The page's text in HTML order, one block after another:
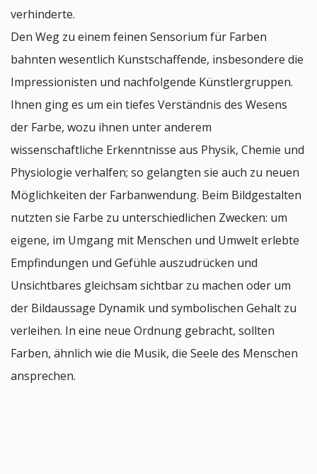
verhinderte.
Den Weg zu einem feinen Sensorium für Farben
bahnten wesentlich Kunstschaffende, insbesondere die
Impressionisten und nachfolgende Künstlergruppen.
Ihnen ging es um ein tiefes Verständnis des Wesens
der Farbe, wozu ihnen unter anderem
wissenschaftliche Erkenntnisse aus Physik, Chemie und
Physiologie verhalfen; so gelangten sie auch zu neuen
Möglichkeiten der Farbanwendung. Beim Bildgestalten
nutzten sie Farbe zu unterschiedlichen Zwecken: um
eigene, im Umgang mit Menschen und Umwelt erlebte
Empfindungen und Gefühle auszudrücken und
Unsichtbares gleichsam sichtbar zu machen oder um
der Bildaussage Dynamik und symbolischen Gehalt zu
verleihen. In eine neue Ordnung gebracht, sollten
Farben, ähnlich wie die Musik, die Seele des Menschen
ansprechen.